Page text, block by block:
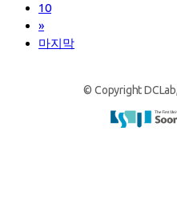
10
»
마지막
© Copyright